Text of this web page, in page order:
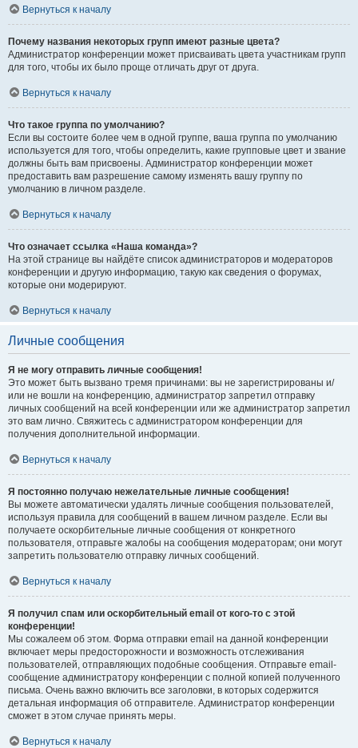
Вернуться к началу
Почему названия некоторых групп имеют разные цвета?
Администратор конференции может присваивать цвета участникам групп
для того, чтобы их было проще отличать друг от друга.
Вернуться к началу
Что такое группа по умолчанию?
Если вы состоите более чем в одной группе, ваша группа по умолчанию
используется для того, чтобы определить, какие групповые цвет и звание
должны быть вам присвоены. Администратор конференции может
предоставить вам разрешение самому изменять вашу группу по
умолчанию в личном разделе.
Вернуться к началу
Что означает ссылка «Наша команда»?
На этой странице вы найдёте список администраторов и модераторов
конференции и другую информацию, такую как сведения о форумах,
которые они модерируют.
Вернуться к началу
Личные сообщения
Я не могу отправить личные сообщения!
Это может быть вызвано тремя причинами: вы не зарегистрированы и/
или не вошли на конференцию, администратор запретил отправку
личных сообщений на всей конференции или же администратор запретил
это вам лично. Свяжитесь с администратором конференции для
получения дополнительной информации.
Вернуться к началу
Я постоянно получаю нежелательные личные сообщения!
Вы можете автоматически удалять личные сообщения пользователей,
используя правила для сообщений в вашем личном разделе. Если вы
получаете оскорбительные личные сообщения от конкретного
пользователя, отправьте жалобы на сообщения модераторам; они могут
запретить пользователю отправку личных сообщений.
Вернуться к началу
Я получил спам или оскорбительный email от кого-то с этой
конференции!
Мы сожалеем об этом. Форма отправки email на данной конференции
включает меры предосторожности и возможность отслеживания
пользователей, отправляющих подобные сообщения. Отправьте email-
сообщение администратору конференции с полной копией полученного
письма. Очень важно включить все заголовки, в которых содержится
детальная информация об отправителе. Администратор конференции
сможет в этом случае принять меры.
Вернуться к началу